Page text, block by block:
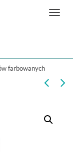
N
g
farbowanych